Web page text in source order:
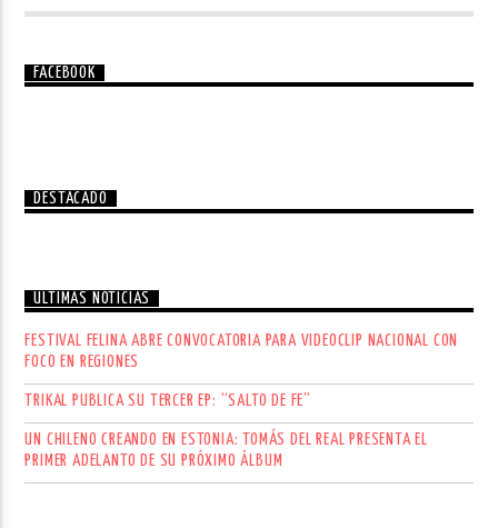
FACEBOOK
DESTACADO
ÚLTIMAS NOTICIAS
FESTIVAL FELINA ABRE CONVOCATORIA PARA VIDEOCLIP NACIONAL CON
FOCO EN REGIONES
TRIKAL PUBLICA SU TERCER EP: “SALTO DE FE”
UN CHILENO CREANDO EN ESTONIA: TOMÁS DEL REAL PRESENTA EL
PRIMER ADELANTO DE SU PRÓXIMO ÁLBUM